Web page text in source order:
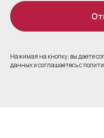
Нажимая на кнопку, вы даете
данных и соглашаетесь c